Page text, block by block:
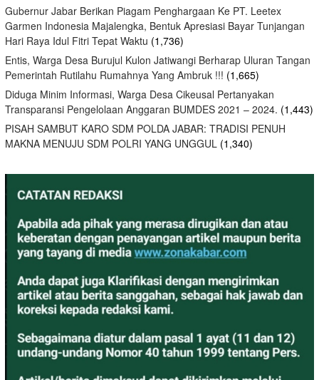
Gubernur Jabar Berikan Piagam Penghargaan Ke PT. Leetex
Garmen Indonesia Majalengka, Bentuk Apresiasi Bayar Tunjangan
Hari Raya Idul Fitri Tepat Waktu (1,736)
Entis, Warga Desa Burujul Kulon Jatiwangi Berharap Uluran Tangan
Pemerintah Rutilahu Rumahnya Yang Ambruk !!! (1,665)
Diduga Minim Informasi, Warga Desa Cikeusal Pertanyakan
Transparansi Pengelolaan Anggaran BUMDES 2021 – 2024. (1,443)
PISAH SAMBUT KARO SDM POLDA JABAR: TRADISI PENUH
MAKNA MENUJU SDM POLRI YANG UNGGUL (1,340)